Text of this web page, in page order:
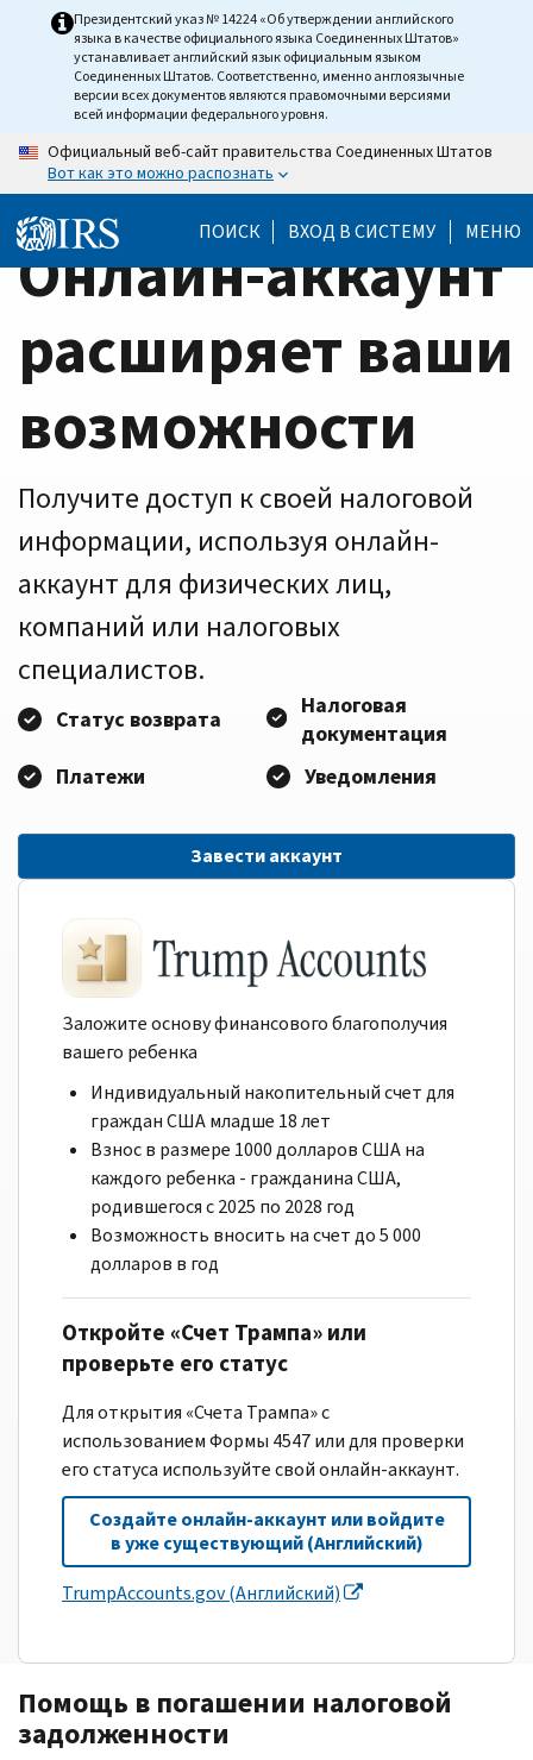
HomeПрезидентский указ № 14224 «Об утверждении английского
языка в качестве официального языка Соединенных Штатов»
устанавливает английский язык официальным языком
Соединенных Штатов. Соответственно, именно англоязычные
версии всех документов являются правомочными версиями
всей информации федерального уровня.
Официальный веб-сайт правительства Соединенных Штатов
Вот как это можно распознать
ПОИСК ВХОД В СИСТЕМУ МЕНЮ
Онлайн-аккаунт
расширяет ваши
возможности
Получите доступ к своей налоговой
информации, используя онлайн-
аккаунт для физических лиц,
компаний или налоговых
специалистов.
Статус возврата
Налоговая
документация
Платежи
Уведомления
Завести аккаунт
Заложите основу финансового благополучия
вашего ребенка
Индивидуальный накопительный счет для
граждан США младше 18 лет
Взнос в размере 1000 долларов США на
каждого ребенка - гражданина США,
родившегося с 2025 по 2028 год
Возможность вносить на счет до 5 000
долларов в год
Откройте «Счет Трампа» или
проверьте его статус
Для открытия «Счета Трампа» с
использованием Формы 4547 или для проверки
его статуса используйте свой онлайн-аккаунт.
Создайте онлайн-аккаунт или войдите
в уже существующий (Английский)
TrumpAccounts.gov (Английский)
Помощь в погашении налоговой
задолженности